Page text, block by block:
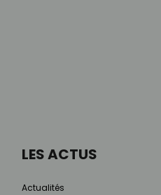
LES ACTUS
Actualités